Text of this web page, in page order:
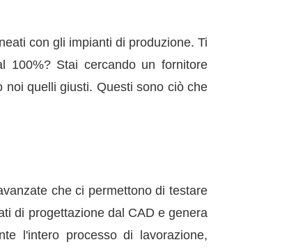
con gli impianti di produzione. Ti
Stai cercando un fornitore
quelli giusti. Questi sono ciò che
che ci permettono di testare
di progettazione dal CAD e genera
l'intero processo di lavorazione,